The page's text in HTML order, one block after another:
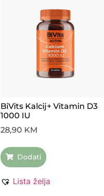
BiVits Kalcij+ Vitamin D3
1000 IU
28,90 KM
Dodati
Lista želja